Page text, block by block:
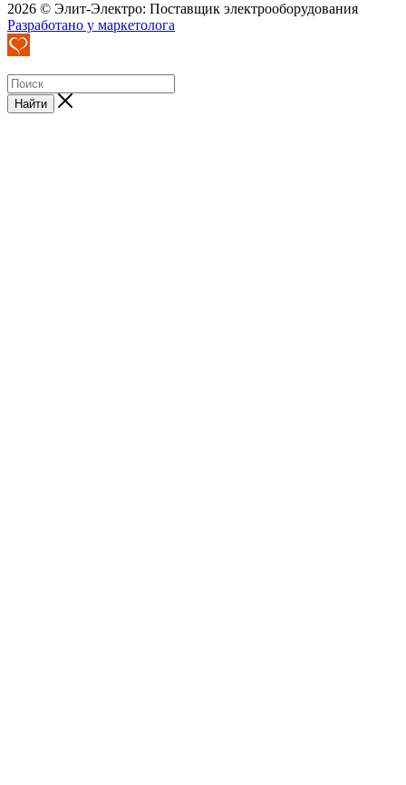
2026 © Элит-Электро: Поставщик электрооборудования
Разработано у маркетолога
Найти